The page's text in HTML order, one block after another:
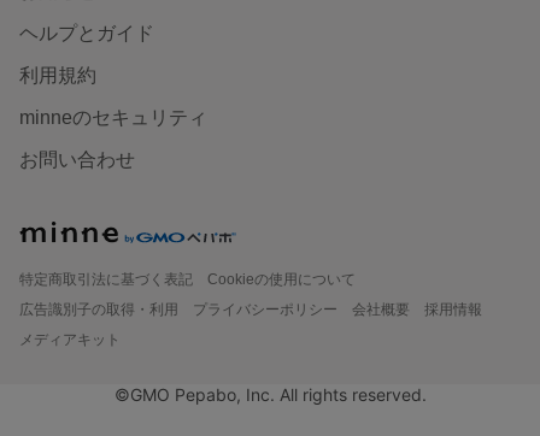
ヘルプとガイド
利用規約
minneのセキュリティ
お問い合わせ
特定商取引法に基づく表記
Cookieの使用について
広告識別子の取得・利用
プライバシーポリシー 会社概要
採用情報
メディアキット
©GMO Pepabo, Inc. All rights reserved.